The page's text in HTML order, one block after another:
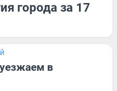
города за 17
в